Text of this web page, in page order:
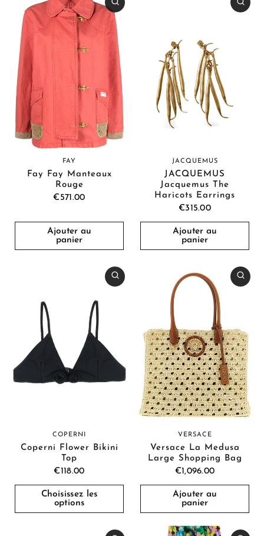
FAY
Fay Fay Manteaux
Rouge
€571.00
Ajouter au
panier
JACQUEMUS
JACQUEMUS
Jacquemus The
Haricots Earrings
€315.00
Ajouter au
panier
COPERNI
Coperni Flower Bikini
Top
€118.00
Choisissez les
options
VERSACE
Versace La Medusa
Large Shopping Bag
€1,096.00
Ajouter au
panier